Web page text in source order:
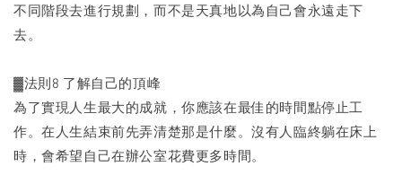
不同階段去進行規劃，而不是天真地以為自己會永遠走下
去。
▓法則8 了解自己的頂峰
為了實現人生最大的成就，你應該在最佳的時間點停止工
作。在人生結束前先弄清楚那是什麼。沒有人臨終躺在床上
時，會希望自己在辦公室花費更多時間。